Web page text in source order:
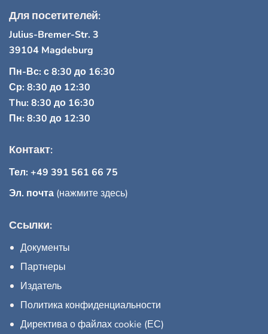
Для посетителей:
Julius-Bremer-Str. 3
39104 Magdeburg
Пн-Вс: с 8:30 до 16:30
Ср: 8:30 до 12:30
Thu: 8:30 до 16:30
Пн: 8:30 до 12:30
Контакт:
Тел: +49 391 561 66 75
Эл. почта (нажмите здесь)
Ссылки:
Документы
Партнеры
Издатель
Политика конфиденциальности
Директива о файлах cookie (ЕС)